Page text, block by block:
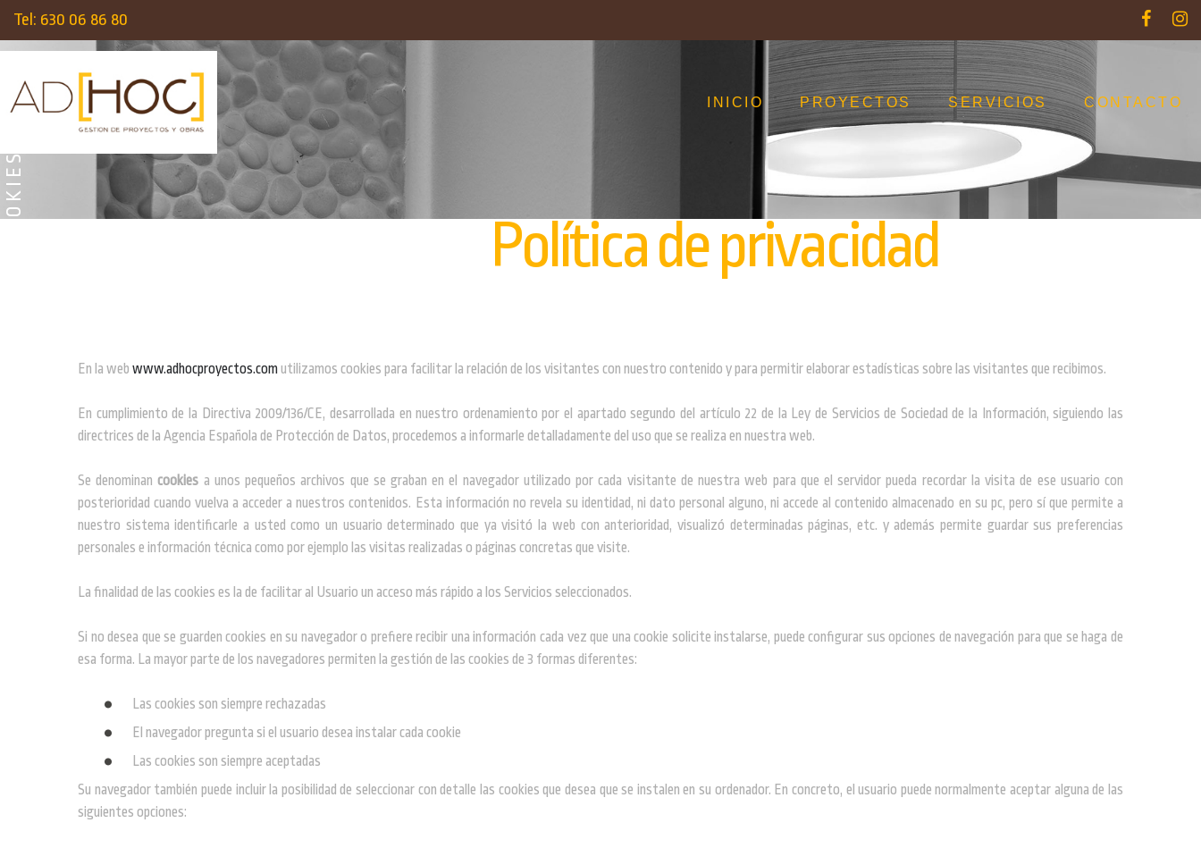
Tel: 630 06 86 80
INICIO PROYECTOS SERVICIOS CONTACTO
Política de privacidad
S
En la web www.adhocproyectos.comutilizamos cookies para facilitar la relación de los visitantes con nuestro contenido y para permitir elaborar estadísticas sobre las visitantes que recibimos.
En cumplimiento de la Directiva 2009/136/CE, desarrollada en nuestro ordenamiento por el apartado segundo del artículo 22 de la Ley de Servicios de Sociedad de la Información, siguiendo las
directrices de la Agencia Española de Protección de Datos, procedemos a informarle detalladamente del uso que se realiza en nuestra web.
Se denominancookies a unos pequeños archivos que se graban en el navegador utilizado por cada visitante de nuestra web para que el servidor pueda recordar la visita de ese usuario con
posterioridad cuando vuelva a acceder a nuestros contenidos. Esta información no revela su identidad, ni dato personal alguno, ni accede al contenido almacenado en su pc, pero sí que permite a
nuestro sistema identificarle a usted como un usuario determinado que ya visitó la web con anterioridad, visualizó determinadas páginas, etc. y además permite guardar sus preferencias
personales e información técnica como por ejemplo las visitas realizadas o páginas concretas que visite.
La finalidad de las cookies es la de facilitar al Usuario un acceso más rápido a los Servicios seleccionados.
Si no desea que se guarden cookies en su navegador o prefiere recibir una información cada vez que una cookie solicite instalarse, puede configurar sus opciones de navegación para que se haga de
esa forma. La mayor parte de los navegadores permiten la gestión de las cookies de 3 formas diferentes:
Las cookies son siempre rechazadas
El navegador pregunta si el usuario desea instalar cada cookie
Las cookies son siempre aceptadas
Su navegador también puede incluir la posibilidad de seleccionar con detalle las cookies que desea que se instalen en su ordenador. En concreto, el usuario puede normalmente aceptar alguna de las
siguientes opciones: